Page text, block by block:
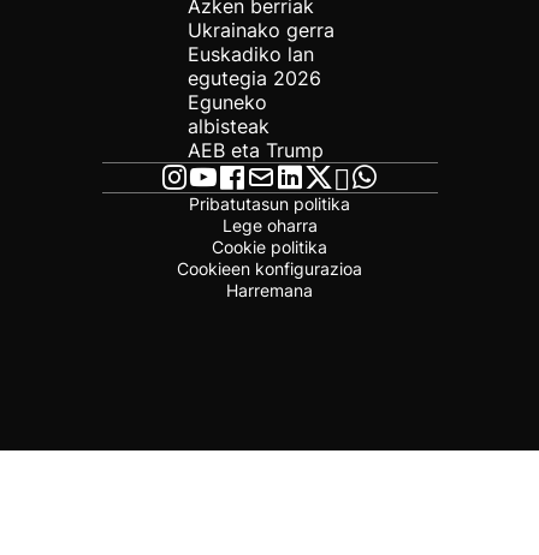
Azken berriak
Ukrainako gerra
Euskadiko lan
egutegia 2026
Eguneko
albisteak
AEB eta Trump
Pribatutasun politika
Lege oharra
Cookie politika
Cookieen konfigurazioa
Harremana